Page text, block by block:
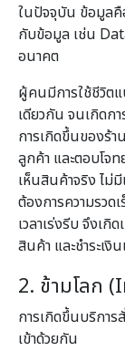
ในปัจจุบัน ข้อมูลคื
กับข้อมูล เช่น
อนาคต
ผู้คนมีการใช้ชีวิต
เดียวกัน จนเกิดก
การเกิดขึ้นของร้า
ลูกค้า และตอบโจ
เห็นสินค้าจริง ไม่
ต้องการความรวด
เวลาเร่งรีบ จึงเ
สินค้า และชำระเ
2. ข้ามโลก
การเกิดขึ้นบริการ
เข้าด้วยกัน